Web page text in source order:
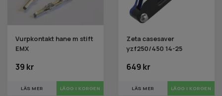
Vurpkontakt hane m stift
EMX
39 kr
LÄS MER
Zeta casesaver
yzf250/450 14-25
649 kr
LÄS MER